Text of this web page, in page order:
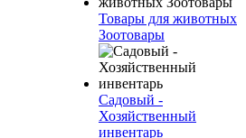
Товары для животных
Зоотовары
Садовый -
Хозяйственный
инвентарь